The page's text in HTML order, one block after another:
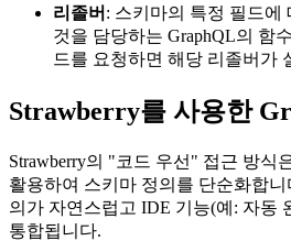
리졸버 : 스키마의 특정 필드에
것을 담당하는 GraphQL의 함
드를 요청하면 해당 리졸버가
Strawberry를 사용한
Strawberry의 "코드 우선" 접근 방식
활용하여 스키마 정의를 단순화합
의가 자연스럽고 IDE 기능(예: 자동
통합됩니다.